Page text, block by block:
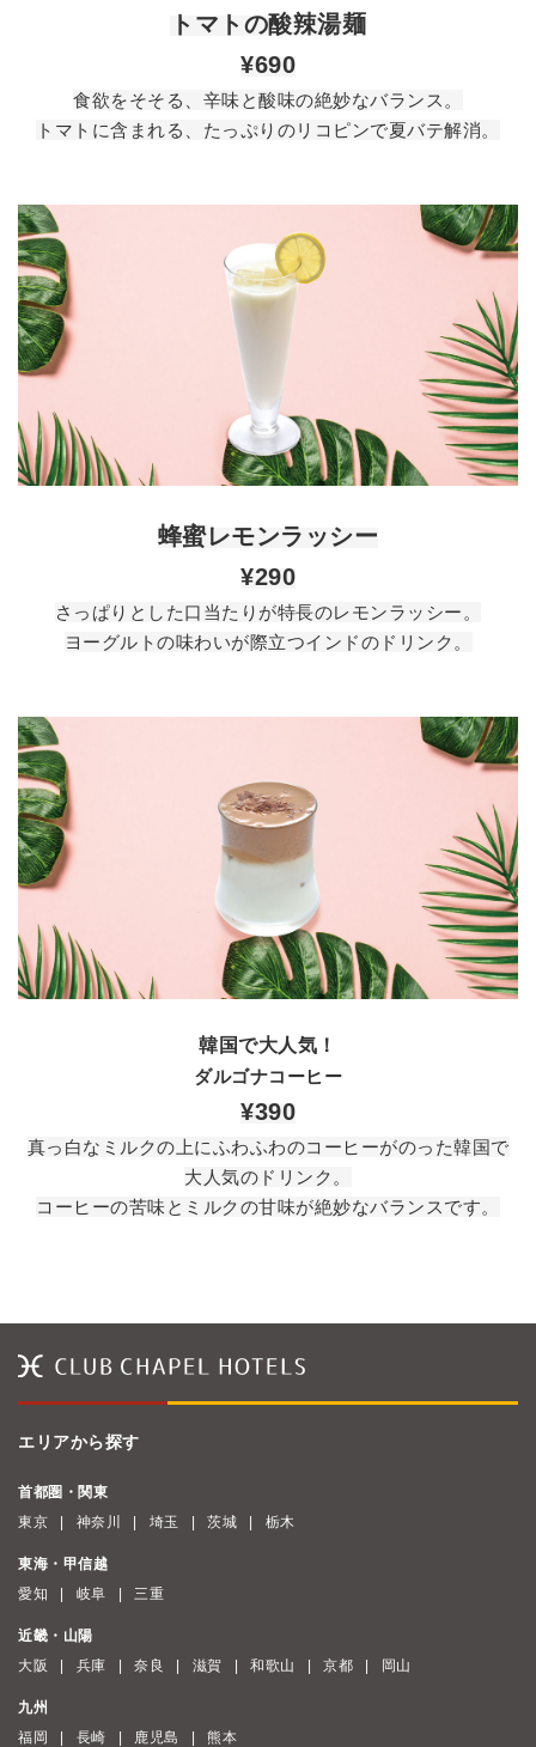
トマトの酸辣湯麺
¥690
食欲をそそる、辛味と酸味の絶妙なバランス。
トマトに含まれる、たっぷりのリコピンで夏バテ解消。
蜂蜜レモンラッシー
¥290
さっぱりとした口当たりが特長のレモンラッシー。
ヨーグルトの味わいが際立つインドのドリンク。
韓国で大人気！
ダルゴナコーヒー
¥390
真っ白なミルクの上にふわふわのコーヒーがのった韓国で
大人気のドリンク。
コーヒーの苦味とミルクの甘味が絶妙なバランスです。
エリアから探す
首都圏・関東
東京
神奈川 埼玉 茨城 栃木
東海・甲信越
愛知
岐阜 三重
近畿・山陽
大阪
兵庫 奈良 滋賀 和歌山 京都 岡山
九州
福岡
長崎 鹿児島 熊本